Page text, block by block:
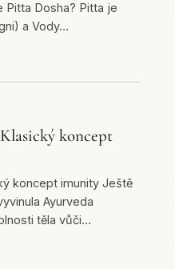
Pitta Dosha? Pitta je
a Vody…
koncept
koncept imunity Ještě
Ayurveda
těla vůči…